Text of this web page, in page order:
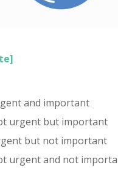
and important
urgent but important
but not important
urgent and not